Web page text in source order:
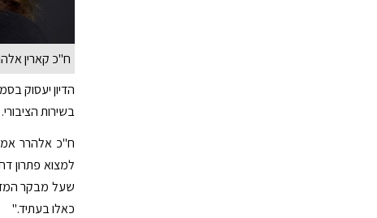
ח"כ קארין
הדיון יעסוק
בשירות הציבורי.
ח"כ אלהרר
למצוא פתרון
שעל מבקר
כאלו בעתיד."